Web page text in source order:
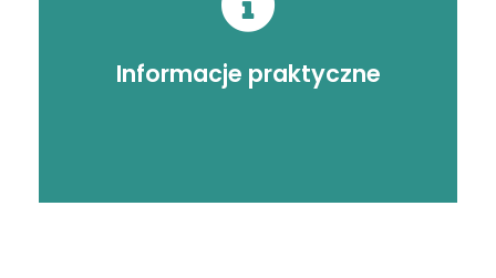
Informacje praktyczne
Poznaj praktyczne
ciekawostki
Sprawdź